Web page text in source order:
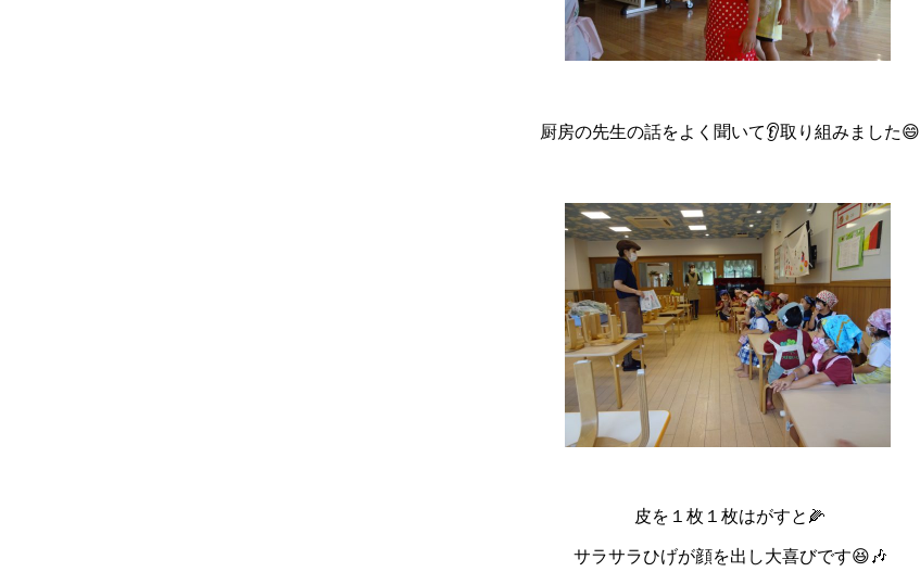
厨房の先生の話をよく聞いて👂取り組みました😄
皮を１枚１枚はがすと🌽
サラサラひげが顔を出し大喜びです😆🎶